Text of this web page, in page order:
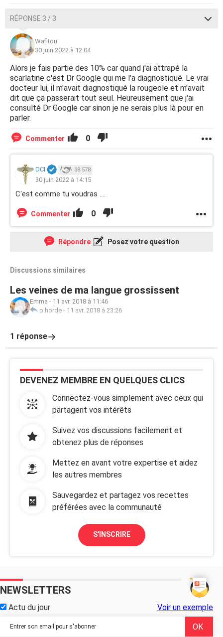
RÉPONSE 3 / 3
Wafitou
30 juin 2022 à 12:04
Alors je fais partie des 10% car quand j'ai attrapé la
scarlatine c'est Dr Google qui me l'a diagnostiqué. Le vrai
docteur lui, il m'avait diagnostiqué la rougeole et m'avait
dit que ça passerait tout seul. Heureusement que j'ai
consulté Dr Google car sinon je ne serais plus là pour en
parler.
Commenter 0
DCI 38 578
30 juin 2022 à 14:15
C'est comme tu voudras ....
Commenter 0
Répondre Posez votre question
Discussions similaires
Les veines de ma langue grossissent
Emma - 11 avr. 2018 à 11:46
p.horde - 11 avr. 2018 à 23:26
1 réponse
DEVENEZ MEMBRE EN QUELQUES CLICS
Connectez-vous simplement avec ceux qui
partagent vos intérêts
Suivez vos discussions facilement et
obtenez plus de réponses
Mettez en avant votre expertise et aidez
les autres membres
Sauvegardez et partagez vos recettes
préférées avec la communauté
S'INSCRIRE
NEWSLETTERS
Actu du jour Voir un exemple